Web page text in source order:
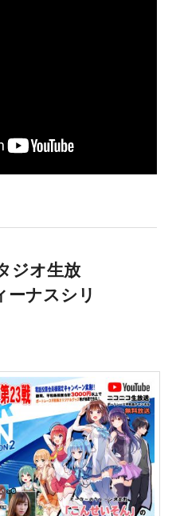
ジオ生放
ーナスシリ